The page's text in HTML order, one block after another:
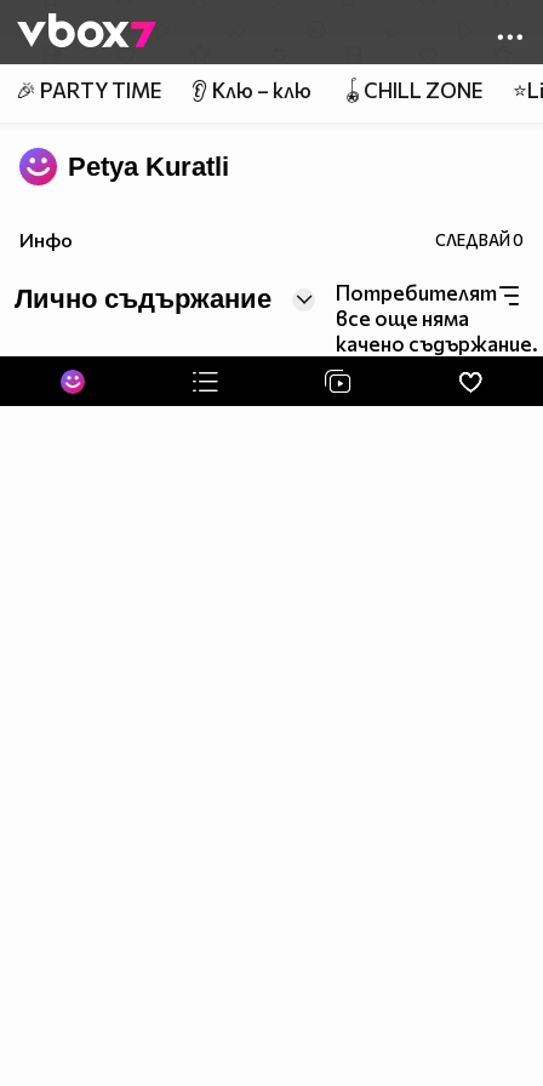
👾
🎉 PARTY TIME 👂 Клю – клю 🪀CHILL ZONE
Petya Kuratli
Инфо СЛЕДВАЙ0
Лично съдържание
Потребителят
все още няма
качено съдържание.